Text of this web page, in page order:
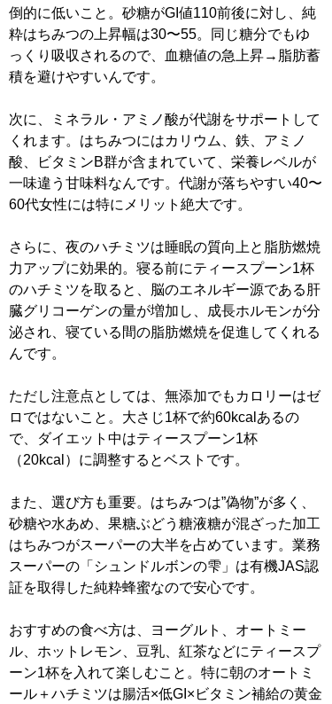
倒的に低いこと。砂糖がGI値110前後に対し、純
粋はちみつの上昇幅は30〜55。同じ糖分でもゆ
っくり吸収されるので、血糖値の急上昇→脂肪蓄
積を避けやすいんです。
次に、ミネラル・アミノ酸が代謝をサポートして
くれます。はちみつにはカリウム、鉄、アミノ
酸、ビタミンB群が含まれていて、栄養レベルが
一味違う甘味料なんです。代謝が落ちやすい40〜
60代女性には特にメリット絶大です。
さらに、夜のハチミツは睡眠の質向上と脂肪燃焼
力アップに効果的。寝る前にティースプーン1杯
のハチミツを取ると、脳のエネルギー源である肝
臓グリコーゲンの量が増加し、成長ホルモンが分
泌され、寝ている間の脂肪燃焼を促進してくれる
んです。
ただし注意点としては、無添加でもカロリーはゼ
ロではないこと。大さじ1杯で約60kcalあるの
で、ダイエット中はティースプーン1杯
（20kcal）に調整するとベストです。
また、選び方も重要。はちみつは”偽物”が多く、
砂糖や水あめ、果糖ぶどう糖液糖が混ざった加工
はちみつがスーパーの大半を占めています。業務
スーパーの「シュンドルボンの雫」は有機JAS認
証を取得した純粋蜂蜜なので安心です。
おすすめの食べ方は、ヨーグルト、オートミー
ル、ホットレモン、豆乳、紅茶などにティースプ
ーン1杯を入れて楽しむこと。特に朝のオートミ
ール＋ハチミツは腸活×低GI×ビタミン補給の黄金